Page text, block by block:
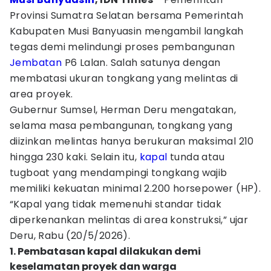
Provinsi Sumatra Selatan bersama Pemerintah
Kabupaten Musi Banyuasin mengambil langkah
tegas demi melindungi proses pembangunan
Jembatan P6 Lalan. Salah satunya dengan
membatasi ukuran tongkang yang melintas di
area proyek.
Gubernur Sumsel, Herman Deru mengatakan,
selama masa pembangunan, tongkang yang
diizinkan melintas hanya berukuran maksimal 210
hingga 230 kaki. Selain itu, kapal tunda atau
tugboat yang mendampingi tongkang wajib
memiliki kekuatan minimal 2.200 horsepower (HP).
“Kapal yang tidak memenuhi standar tidak
diperkenankan melintas di area konstruksi,” ujar
Deru, Rabu (20/5/2026).
1. Pembatasan kapal dilakukan demi
keselamatan proyek dan warga